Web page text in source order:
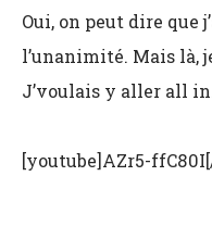
Oui, on peut dire que
l’unanimité. Mais là,
J’voulais y aller all
[youtube]AZr5-